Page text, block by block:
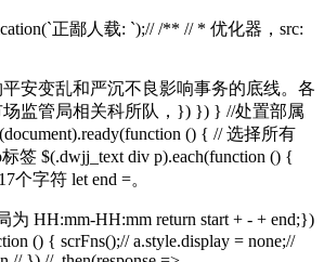
正鄙人载: `);// /** // * 优化器，src:
变乱和严沉不良影响事务的底线。各
监管局相关科所队，}) }) } //处置部属
() { // 选择所有
签 $(.dwjj_text div p).each(function () {
个字符 let end =。
HH:mm-HH:mm return start + - + end;})
() { scrFns();// a.style.display = none;//